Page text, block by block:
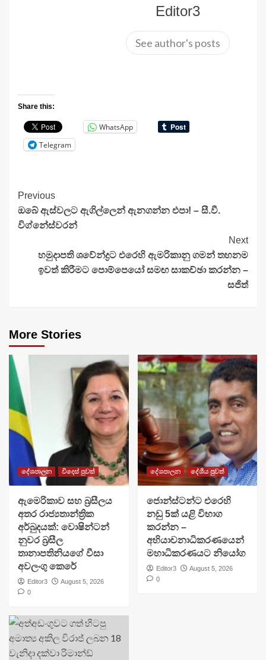
Editor3
See author's posts
Share this:
WhatsApp
Telegram
Continue
Reading
Previous
ඔබේ ඇස්වලට ඇගිල්ලෙන් ඇනගන්න එපා! – සී.වී.
විග්නේස්වරන්
Next
හමුදාපති ශවේන්ද්‍රට එරෙහි ඇමරිකානු ගමන් තහනම
ඉවත් කිරීමට පොම්පෙයෝ සමඟ සාකච්ඡා කරන්න –
සජිත්
More Stories
දේශපාලන විදෙස් පුවත්
ඇමෙරිකාව සහ බ්‍රසීලය
අතර රාජ්‍යතාන්ත්‍රික
අර්බුදයක්: වොෂින්ටන්
නුවර බ්‍රසීල
තානාපතිනියගේ වීසා
අවලංගු කෙරේ
Editor3
August 5, 2026
0
දේශපාලන දේශීය පුවත්
ජොන්ස්ටන්ට එරෙහි
නඩු 5ක් යළි විභාග
කරන්න –
අභියාචනාධිකරණයෙන්
මහාධිකරණයට නියෝග
Editor3
August 5, 2026
0